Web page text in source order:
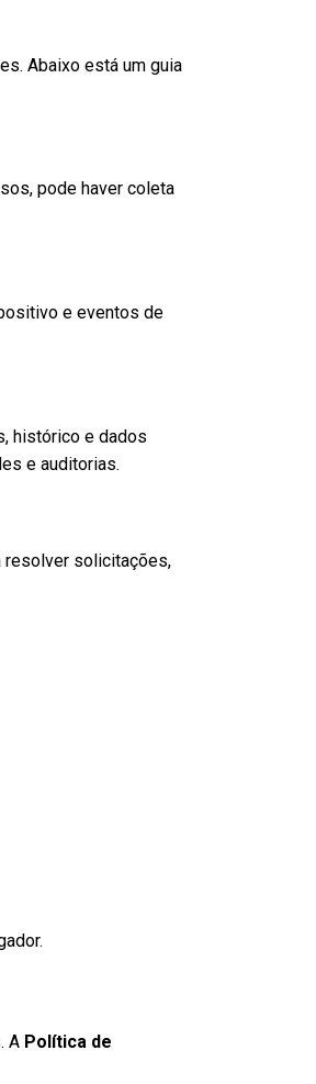
Abaixo está um guia
pode haver coleta
e eventos de
histórico e dados
e auditorias.
resolver solicitações,
A Política de